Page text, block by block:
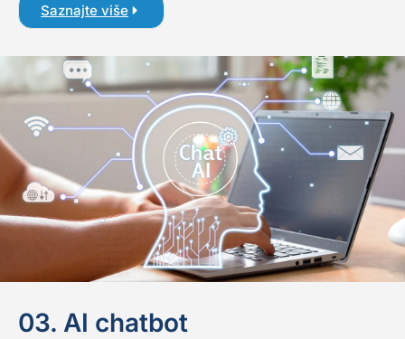
Saznajte više
03. AI chatbot